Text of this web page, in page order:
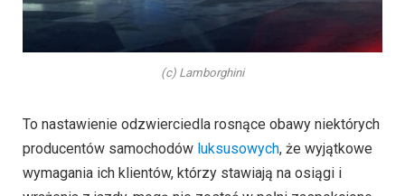
(c) Lamborghini
To nastawienie odzwierciedla rosnące obawy niektórych
producentów samochodów luksusowych, że wyjątkowe
wymagania ich klientów, którzy stawiają na osiągi i